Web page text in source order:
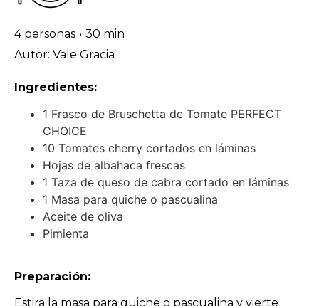
4 personas • 30 min
Autor: Vale Gracia
Ingredientes:
1 Frasco de Bruschetta de Tomate PERFECT
CHOICE
10 Tomates cherry cortados en láminas
Hojas de albahaca frescas
1 Taza de queso de cabra cortado en láminas
1 Masa para quiche o pascualina
Aceite de oliva
Pimienta
Preparación:
Estira la masa para quiche o pascualina y vierte